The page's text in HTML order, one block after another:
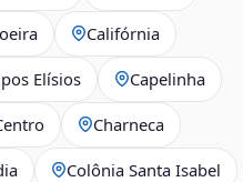
Califórnia
Elísios Capelinha
Charneca
Colônia Santa Isabel